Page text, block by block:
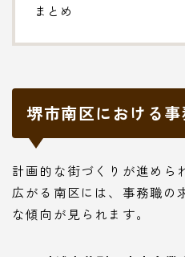
まとめ
堺市南区における
計画的な街づくりが進めら
広がる南区には、事務職の
な傾向が見られます。